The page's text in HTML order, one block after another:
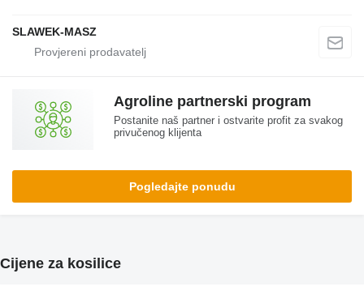
SLAWEK-MASZ
Agroline partnerski program
Postanite naš partner i ostvarite profit za svakog
privučenog klijenta
Pogledajte ponudu
Cijene za kosilice